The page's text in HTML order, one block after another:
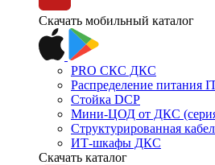
Скачать мобильный каталог
PRO СКС ДКС
Распределение питания
Стойка DCP
Мини-ЦОД от ДКС
Структурированная
ИТ-шкафы ДКС
Скачать каталог